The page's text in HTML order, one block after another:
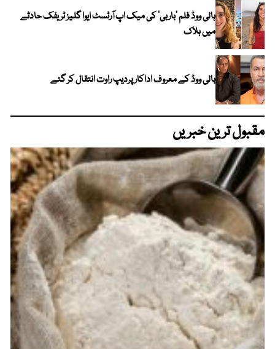
ہالی ووڈ فلم ’باربی‘ کی میک اپ آرٹسٹ ایوا گلیز ٹریفک حادثے
میں ہلاک
بالی ووڈ کے معروف اداکار پردیپ راوت انتقال کر گئے
مقبول ترین خبریں